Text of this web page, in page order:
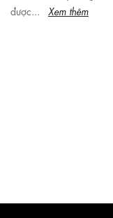
được...
Xem thêm